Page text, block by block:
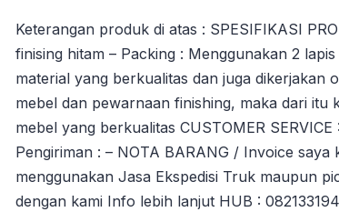
Keterangan produk di atas : SPESIFIKASI
finising hitam – Packing : Menggunakan 2
material yang berkualitas dan juga dikerjakan
mebel dan pewarnaan finishing, maka dari
mebel yang berkualitas CUSTOMER
Pengiriman : – NOTA BARANG / Invoice
menggunakan Jasa Ekspedisi Truk maupun
dengan kami Info lebih lanjut HUB :